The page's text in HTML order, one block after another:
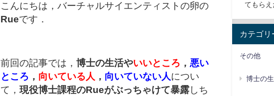
こんにちは，バーチャルサイエンティストの卵の
Rueです．
前回の記事では， 博士の生活やいいところ ， 悪い
ところ ， 向いている人 ， 向いていない人 につい
て， 現役博士課程のRueがぶっちゃけて暴露しち
てもら
カテゴリ
その他
博士の